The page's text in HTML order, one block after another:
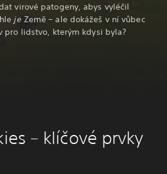
virové patogeny, abys vyléčil
je Země – ale dokážeš v ní vůbec
pro lidstvo, kterým kdysi byla?
– klíčové prvky